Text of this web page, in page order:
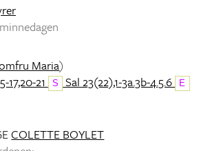
Maria)
17,20-21 S Sal 23(22),1-3a.3b-4.5.6 E
COLETTE BOYLET